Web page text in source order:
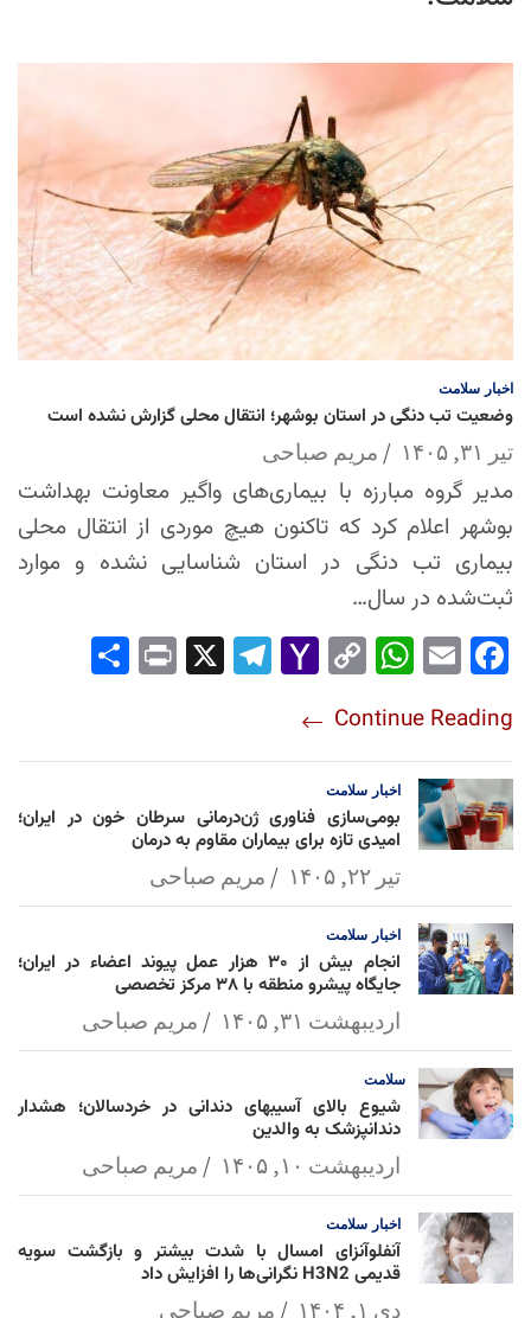
اخبار سلامت
وضعیت تب دنگی در استان بوشهر؛ انتقال محلی گزارش نشده است
تیر ۳۱, ۱۴۰۵ مریم صباحی
مدیر گروه مبارزه با بیماری‌های واگیر معاونت بهداشت
بوشهر اعلام کرد که تاکنون هیچ موردی از انتقال محلی
بیماری تب دنگی در استان شناسایی نشده و موارد
ثبت‌شده در سال…
Fac
ok
Em
Wh
Ap
p
Co
Lin
k
Yah
l
Tel
Pri
Continue Reading
اخبار سلامت
بومی‌سازی فناوری ژن‌درمانی سرطان خون در ایران؛
امیدی تازه برای بیماران مقاوم به درمان
تیر ۲۲, ۱۴۰۵ مریم صباحی
اخبار سلامت
انجام بیش از ۳۰ هزار عمل پیوند اعضاء در ایران؛
جایگاه پیشرو منطقه با ۳۸ مرکز تخصصی
اردیبهشت ۳۱, ۱۴۰۵ مریم صباحی
سلامت
شیوع بالای آسیبهای دندانی در خردسالان؛ هشدار
دندانپزشک به والدین
اردیبهشت ۱۰, ۱۴۰۵ مریم صباحی
اخبار سلامت
آنفلوآنزای امسال با شدت بیشتر و بازگشت سویه
قدیمی H3N2 نگرانی‌ها را افزایش داد
دی ۱, ۱۴۰۴ مریم صباحی